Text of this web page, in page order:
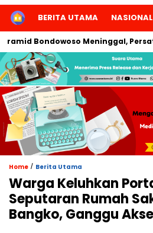
HOMEBERITA UTAMA NASIONAL
Bondowoso Meninggal,
Home / Berita Utama
Warga Keluhkan
Seputaran Rumah
Bangko, Ganggu